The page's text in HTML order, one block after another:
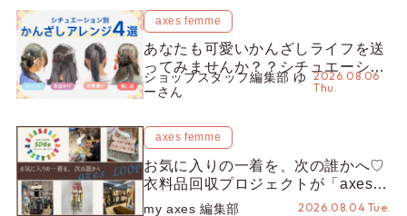
axes femme
あなたも可愛いかんざしライフを送
ってみませんか？？シチュエーショ
ン別“かんざし”のオススメ【ショッ
プスタッフ編集部】
ショップスタッフ編集部 ゆ
ーさん
2026.08.06
Thu.
axes femme
お気に入りの一着を、次の誰かへ♡
衣料品回収プロジェクトが「axes
LOOP」にアップデート！活用する
my axes 編集部 2026.08.04 Tue.